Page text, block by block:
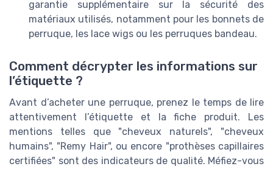
garantie supplémentaire sur la sécurité des
matériaux utilisés, notamment pour les bonnets de
perruque, les lace wigs ou les perruques bandeau.
Comment décrypter les informations sur
l’étiquette ?
Avant d’acheter une perruque, prenez le temps de lire
attentivement l’étiquette et la fiche produit. Les
mentions telles que "cheveux naturels", "cheveux
humains", "Remy Hair", ou encore "prothèses capillaires
certifiées" sont des indicateurs de qualité. Méfiez-vous